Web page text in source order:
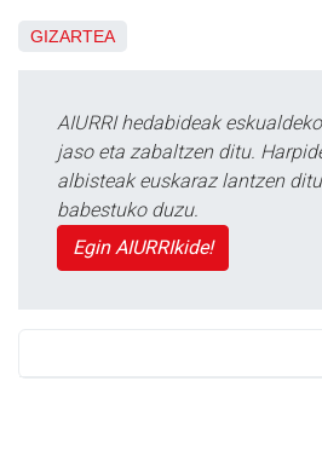
GIZARTEA
AIURRI hedabideak
jaso eta zabaltzen ditu.
albisteak euskaraz lantzen
babestuko duzu.
Egin AIURRIkide!